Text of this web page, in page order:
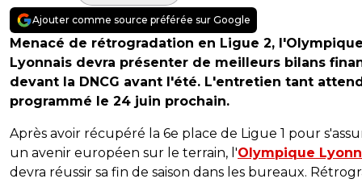
Ajouter comme source préférée sur Google
Menacé de rétrogradation en Ligue 2,
Lyonnais devra présenter de meilleurs bilans
devant la DNCG avant l'été. L'entretien tant
programmé le 24 juin prochain.
Après avoir récupéré la 6e place de Ligue 1 pour
un avenir européen sur le terrain, l'Olympique
devra réussir sa fin de saison dans les bureaux.